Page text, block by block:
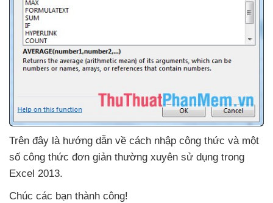
Trên đây là hướng dẫn về cách nhập công thức và một
số công thức đơn giản thường xuyên sử dụng trong
Excel 2013.
Chúc các bạn thành công!